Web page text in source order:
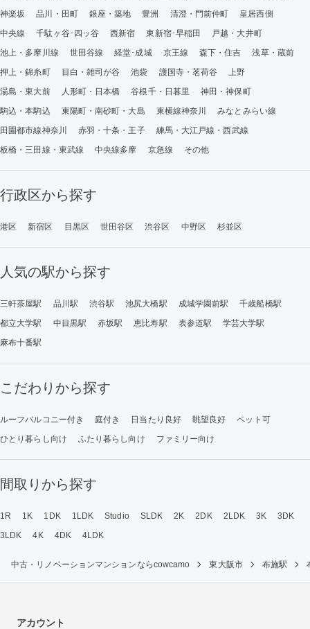
神楽坂
品川・田町 銀座・築地 豊洲 清澄・門前仲町
皇居西側
中央線
千駄ヶ谷･四ッ谷 西新宿 東新宿･早稲田
戸越・大井町
池上・多摩川線
世田谷線 経堂･成城 京王線 森下・住吉
浅草・蔵前
押上・錦糸町
目白・雑司が谷 池袋 護国寺・茗荷谷
上野
湯島・東大前
人形町・日本橋 谷根千・日暮里
神田・神保町
駒込・本駒込
東陽町・南砂町・大島 東横線神奈川
みなとみらい線
田園都市線神奈川
赤羽・十条・王子
練馬・大江戸線・西武線
板橋・三田線・東武線
中央線多摩 京急線 その他
行政区から探す
港区 新宿区 目黒区 世田谷区 渋谷区 中野区 杉並区
人気の駅から探す
三軒茶屋駅 品川駅 渋谷駅 池尻大橋駅 成城学園前駅
千歳船橋駅
都立大学駅
中目黒駅 赤坂駅 恵比寿駅 表参道駅
学芸大学駅
麻布十番駅
こだわりから探す
ルーフバルコニー付き 庭付き 日当たり良好 眺望良好
ペット可
ひとり暮らし向け
ふたり暮らし向け ファミリー向け
間取りから探す
1R 1K 1DK 1LDK Studio SLDK 2K 2DK 2LDK 3K
3DK
3LDK
4K 4DK 4LDK
中古・リノベーションマンションならcowcamo 東大阪市 布施駅
アカウント